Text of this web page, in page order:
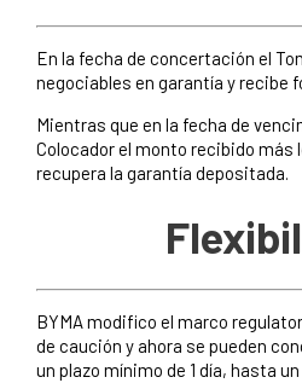
En la fecha de concertación el
negociables en garantía y recibe
Mientras que en la fecha de
Colocador el monto recibido
recupera la garantía depositada.
BYMA modifico el marco
de caución y ahora se pueden
un plazo mínimo de 1 día, hasta